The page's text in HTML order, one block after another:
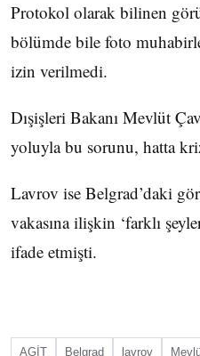
Protokol olarak bilinen
bölümde bile foto
izin verilmedi.
Dışişleri Bakanı Mevlüt
yoluyla bu sorunu, hatta
Lavrov ise Belgrad’daki
vakasına ilişkin ‘farklı
ifade etmişti.
AGİT Belgrad lavrov